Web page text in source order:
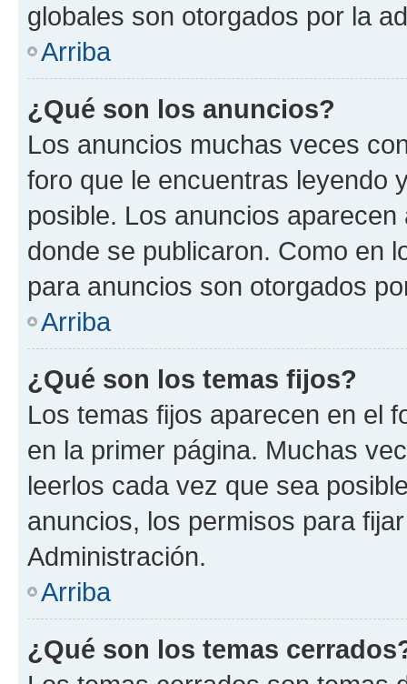
globales son otorgados por la
Arriba
¿Qué son los anuncios?
Los anuncios muchas veces
foro que le encuentras leyendo
posible. Los anuncios
donde se publicaron. Como en
para anuncios son otorgados
Arriba
¿Qué son los temas fijos?
Los temas fijos aparecen en el
en la primer página. Muchas
leerlos cada vez que sea
anuncios, los permisos para
Administración.
Arriba
¿Qué son los temas